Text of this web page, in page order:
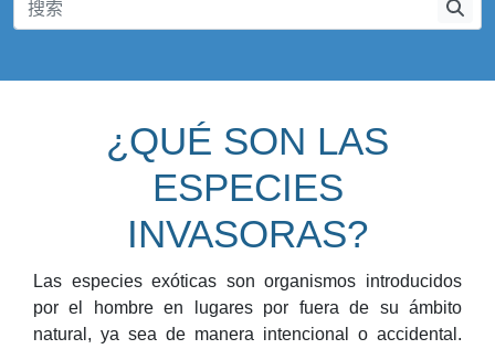
¿QUÉ SON LAS
ESPECIES
INVASORAS?
Las especies exóticas son organismos introducidos
por el hombre en lugares por fuera de su ámbito
natural, ya sea de manera intencional o accidental.